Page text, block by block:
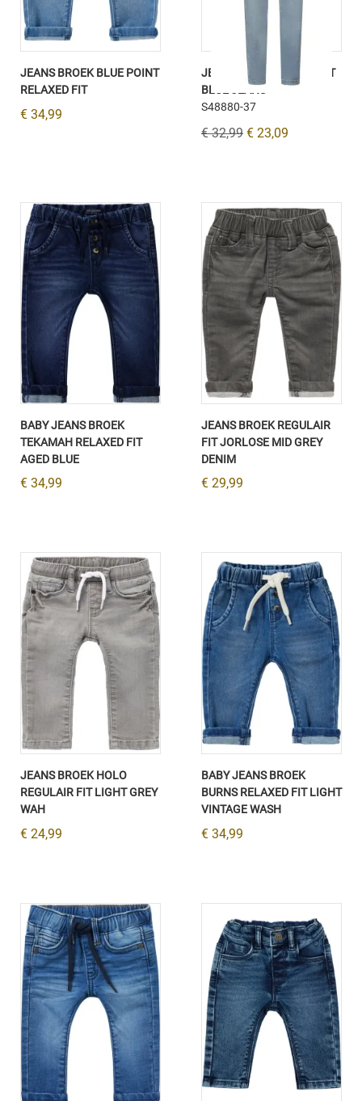
JEANS BROEK BLUE POINT
RELAXED FIT
€ 34,99
JEANS BROEK SKINNY FIT
BLUE JEANS
S48880-37
€ 32,99 € 23,09
BABY JEANS BROEK
TEKAMAH RELAXED FIT
AGED BLUE
€ 34,99
JEANS BROEK REGULAIR
FIT JORLOSE MID GREY
DENIM
€ 29,99
JEANS BROEK HOLO
REGULAIR FIT LIGHT GREY
WAH
€ 24,99
BABY JEANS BROEK
BURNS RELAXED FIT LIGHT
VINTAGE WASH
€ 34,99